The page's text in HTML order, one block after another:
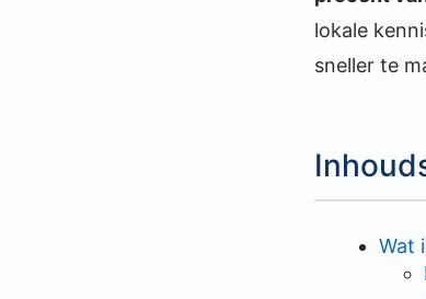
lokale
sneller te
Wat